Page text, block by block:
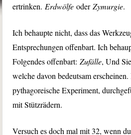
ertrinken.Erdwölfe oderZymurgie.
Ich behaupte nicht, dass das
Entsprechungen offenbart. Ich
Folgendes offenbart:Zufälle, Und
welche davon bedeutsam erscheinen.
pythagoreische Experiment,
mit Stützrädern.
Versuch es doch mal mit 32, wenn